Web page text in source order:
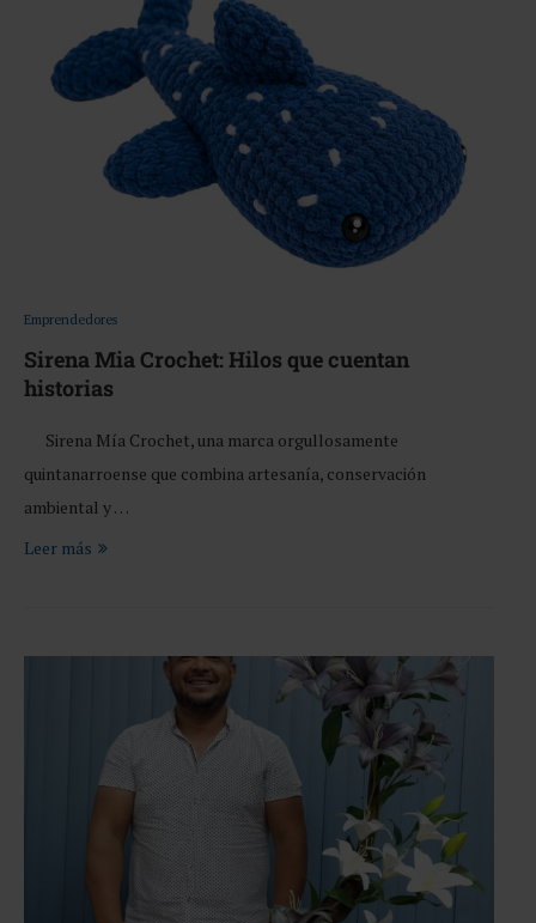
Emprendedores
Sirena Mia Crochet: Hilos que cuentan
historias
Sirena Mía Crochet, una marca orgullosamente
quintanarroense que combina artesanía, conservación
ambiental y …
Leer más